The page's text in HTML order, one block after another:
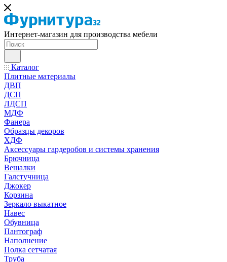
Интернет-магазин для производства мебели
Каталог
Плитные материалы
ДВП
ДСП
ЛДСП
МДФ
Фанера
Образцы декоров
ХДФ
Аксессуары гардеробов и системы хранения
Брючница
Вешалки
Галстучница
Джокер
Корзина
Зеркало выкатное
Навес
Обувница
Пантограф
Наполнение
Полка сетчатая
Труба